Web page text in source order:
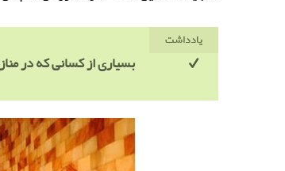
یادداشت
بسیاری از کسانی که در